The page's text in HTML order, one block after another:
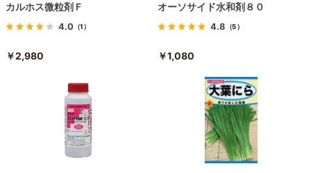
カルホス微粒剤Ｆ
4.0 （1）
￥2,980
オーソサイド水和剤８０
4.8 （5）
￥1,080